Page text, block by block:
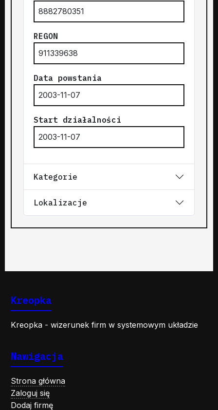
8882780351
REGON
911339638
Data powstania
2003-11-07
Start działalności
2003-11-07
Kategorie
Lokalizacje
Kreopka
Kreopka - wizerunek firm w systemowym układzie
Nawigacja
Strona główna
Zaloguj się
Dodaj firmę